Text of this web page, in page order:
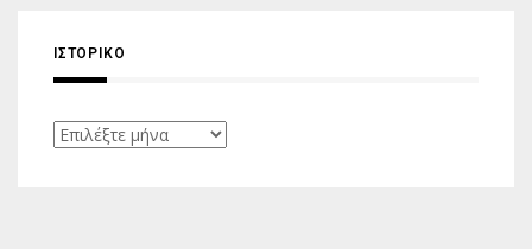
ΙΣΤΟΡΙΚΌ
Ιστορικό